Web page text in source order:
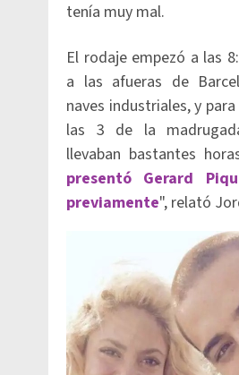
tenía muy mal.
El rodaje empezó a las
a las afueras de
naves industriales, y
las 3 de la
llevaban bastantes
presentó Gerard
previamente", relató